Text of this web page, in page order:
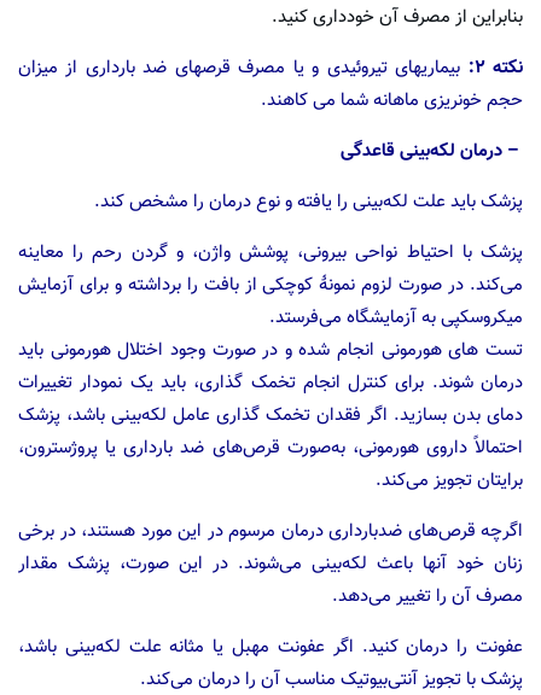
بنابراین از مصرف آن خودداری کنید.
نکته ۲:
بیماریهای تیروئیدی و یا مصرف قرصهای ضد بارداری از میزان
حجم خونریزی ماهانه شما می کاهند.
– درمان لکه‌بینی قاعدگی
پزشک باید علت لکه‌بینی را یافته و نوع درمان را مشخص کند.
پزشک با احتیاط نواحی بیرونی، پوشش واژن، و گردن رحم را معاینه
می‌کند. در صورت لزوم نمونهٔ کوچکی از بافت را برداشته و برای آزمایش
میکروسکپی به آزمایشگاه می‌فرستد.
تست های هورمونی انجام شده و در صورت وجود اختلال هورمونی باید
درمان شوند. برای کنترل انجام تخمک‌ گذاری، باید یک نمودار تغییرات
دمای بدن بسازید. اگر فقدان تخمک‌ گذاری عامل لکه‌بینی باشد، پزشک
احتمالاً داروی هورمونی، به‌صورت قرص‌های ضد بارداری یا پروژسترون،
برایتان تجویز می‌کند.
اگرچه قرص‌های ضدبارداری درمان مرسوم در این مورد هستند، در برخی
زنان خود آنها باعث لکه‌بینی می‌شوند. در این صورت، پزشک مقدار
مصرف آن را تغییر می‌دهد.
عفونت را درمان کنید. اگر عفونت مهبل یا مثانه علت لکه‌بینی باشد،
پزشک با تجویز آنتی‌بیوتیک مناسب آن را درمان می‌کند.